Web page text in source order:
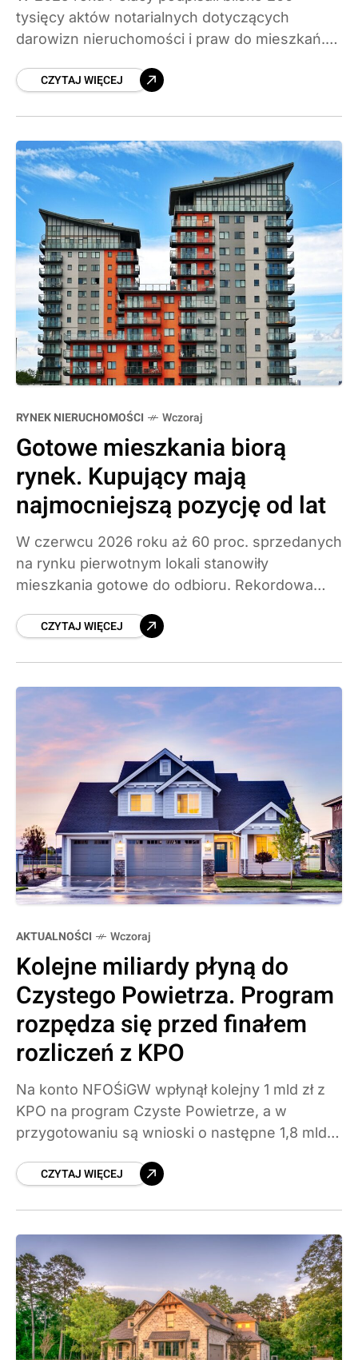
tysięcy aktów notarialnych dotyczących
darowizn nieruchomości i praw do mieszkań.
dekady. Sprawdzamy, skąd bierze się ta skala,
bliskim.
CZYTAJ WIĘCEJ
RYNEK NIERUCHOMOŚCI Wczoraj
Gotowe mieszkania biorą
rynek. Kupujący mają
najmocniejszą pozycję od lat
W czerwcu 2026 roku aż 60 proc. sprzedanych
na rynku pierwotnym lokali stanowiły
mieszkania gotowe do odbioru. Rekordowa
cenach sprawiają, że to kupujący rozdają dziś
CZYTAJ WIĘCEJ
AKTUALNOŚCI Wczoraj
Kolejne miliardy płyną do
Czystego Powietrza. Program
rozpędza się przed finałem
rozliczeń z KPO
Na konto NFOŚiGW wpłynął kolejny 1 mld zł z
KPO na program Czyste Powietrze, a w
przygotowaniu są wnioski o następne 1,8 mld
programu, ile można dostać na
CZYTAJ WIĘCEJ